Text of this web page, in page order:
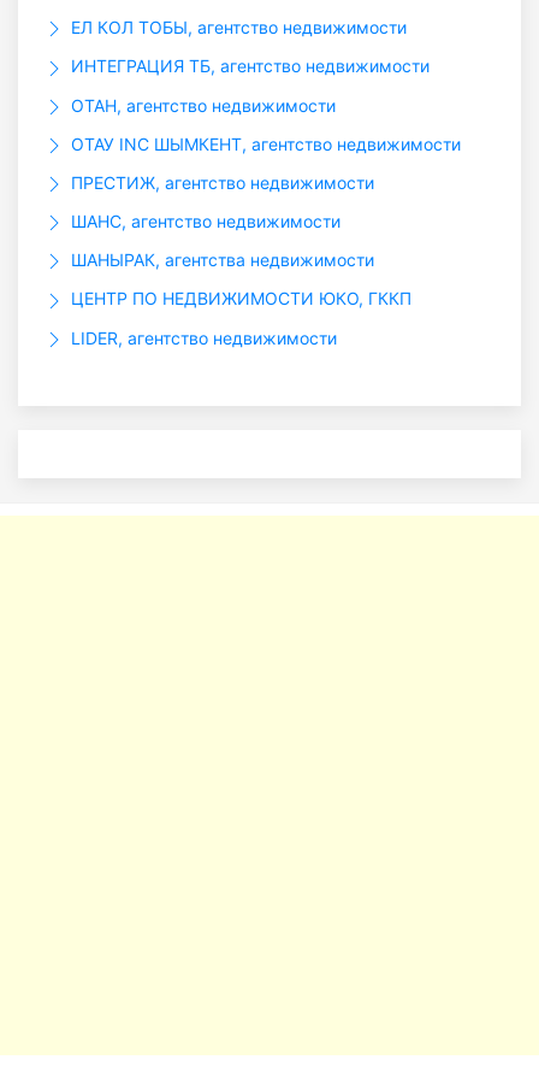
ЕЛ КОЛ ТОБЫ, агентство недвижимости
ИНТЕГРАЦИЯ ТБ, агентство недвижимости
ОТАН, агентство недвижимости
ОТАУ INC ШЫМКЕНТ, агентство недвижимости
ПРЕСТИЖ, агентство недвижимости
ШАНС, агентство недвижимости
ШАНЫРАК, агентства недвижимости
ЦЕНТР ПО НЕДВИЖИМОСТИ ЮКО, ГККП
LIDER, агентство недвижимости